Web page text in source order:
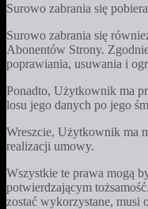
Surowo zabrania się
Surowo zabrania się
Abonentów Strony.
poprawiania, usuwania i
Ponadto, Użytkownik ma
losu jego danych po jego
Wreszcie, Użytkownik ma
realizacji umowy.
Wszystkie te prawa mogą
potwierdzającym
zostać wykorzystane, musi